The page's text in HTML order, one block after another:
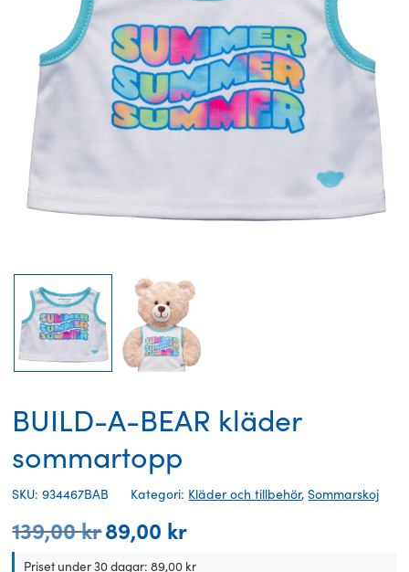
BUILD-A-BEAR kläder
sommartopp
SKU: 934467BAB Kategori: Kläder och tillbehör,Sommarskoj
139,00kr Det
ursprungliga
priset
89,00 krDet
priset
Priset under 30 dagar:89,00 kr